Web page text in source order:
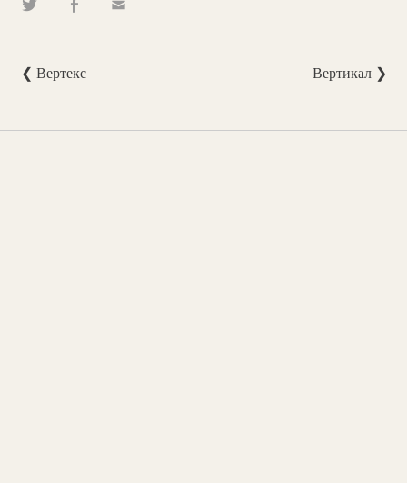
❮ Вертекс Вертикал ❯